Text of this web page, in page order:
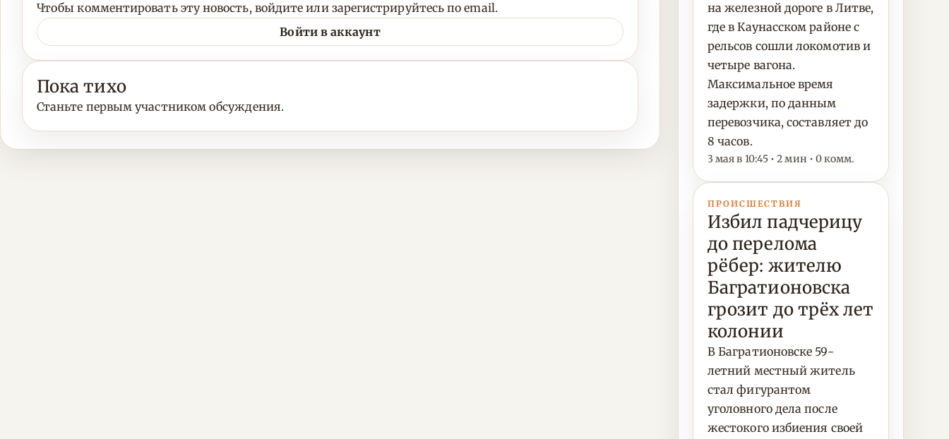
Чтобы комментировать эту новость, войдите или зарегистрируйтесь по email.
Войти в аккаунт
Пока тихо
Станьте первым участником обсуждения.
на железной дороге в Литве,
где в Каунасском районе с
рельсов сошли локомотив и
четыре вагона.
Максимальное время
задержки, по данным
перевозчика, составляет до
8 часов.
3 мая в 10:45 • 2 мин • 0 комм.
ПРОИСШЕСТВИЯ
Избил падчерицу
до перелома
рёбер: жителю
Багратионовска
грозит до трёх лет
колонии
В Багратионовске 59-
летний местный житель
стал фигурантом
уголовного дела после
жестокого избиения своей